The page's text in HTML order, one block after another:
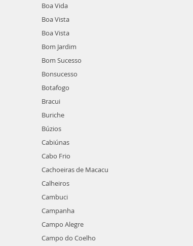
Boa Vida
Boa Vista
Boa Vista
Bom Jardim
Bom Sucesso
Bonsucesso
Botafogo
Bracui
Buriche
Búzios
Cabiúnas
Cabo Frio
Cachoeiras de Macacu
Calheiros
Cambuci
Campanha
Campo Alegre
Campo do Coelho